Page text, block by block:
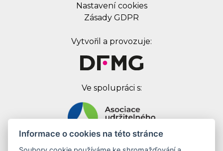
Nastavení cookies
Zásady GDPR
Vytvořil a provozuje:
Ve spolupráci s:
Informace o cookies na této stránce